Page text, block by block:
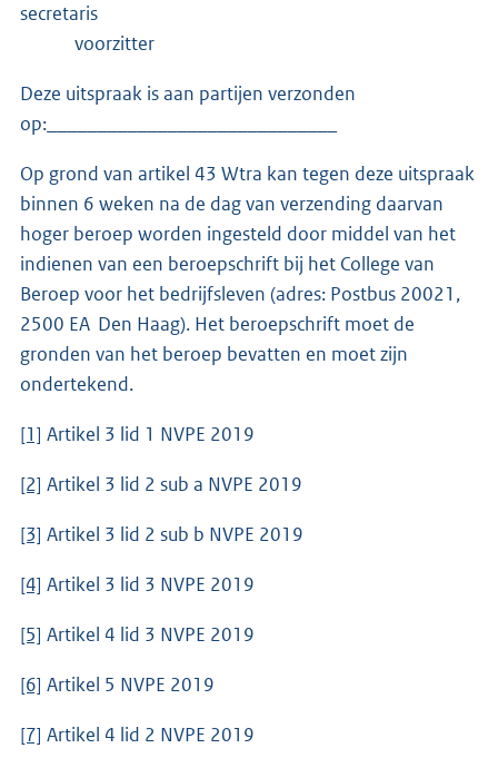
secretaris
voorzitter
Deze uitspraak is aan partijen verzonden
op:_____________________________
Op grond van artikel 43 Wtra kan tegen deze uitspraak
binnen 6 weken na de dag van verzending daarvan
hoger beroep worden ingesteld door middel van het
indienen van een beroepschrift bij het College van
Beroep voor het bedrijfsleven (adres: Postbus 20021,
2500 EA Den Haag). Het beroepschrift moet de
gronden van het beroep bevatten en moet zijn
ondertekend.
[1] Artikel 3 lid 1 NVPE 2019
[2] Artikel 3 lid 2 sub a NVPE 2019
[3] Artikel 3 lid 2 sub b NVPE 2019
[4] Artikel 3 lid 3 NVPE 2019
[5] Artikel 4 lid 3 NVPE 2019
[6] Artikel 5 NVPE 2019
[7] Artikel 4 lid 2 NVPE 2019